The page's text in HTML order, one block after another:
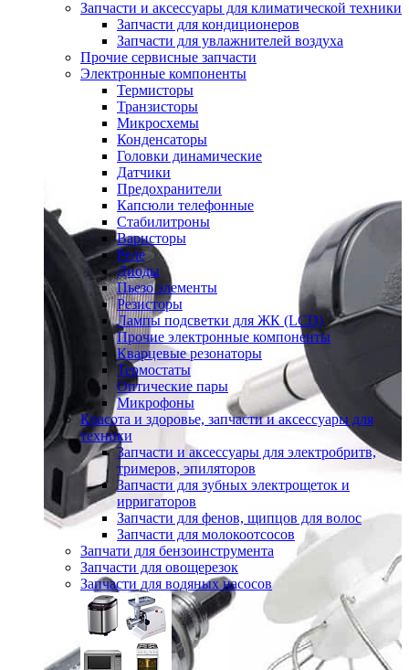
Запчасти и аксессуары для климатической техники
Запчасти для кондиционеров
Запчасти для увлажнителей воздуха
Прочие сервисные запчасти
Электронные компоненты
Термисторы
Транзисторы
Микросхемы
Конденсаторы
Головки динамические
Датчики
Предохранители
Капсюли телефонные
Стабилитроны
Варисторы
Реле
Диоды
Пьезо элементы
Резисторы
Лампы подсветки для ЖК (LCD)
Прочие электронные компоненты
Кварцевые резонаторы
Термостаты
Оптические пары
Микрофоны
Красота и здоровье, запчасти и аксессуары для
техники
Запчасти и аксессуары для электробритв,
тримеров, эпиляторов
Запчасти для зубных электрощеток и
ирригаторов
Запчасти для фенов, щипцов для волос
Запчасти для молокоотсосов
Запчати для бензоинструмента
Запчасти для овощерезок
Запчасти для водяных насосов